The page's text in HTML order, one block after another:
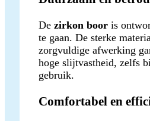
De zirkon boor is
te gaan. De sterke
zorgvuldige afwerking
hoge slijtvastheid, zelfs
gebruik.
Comfortabel en